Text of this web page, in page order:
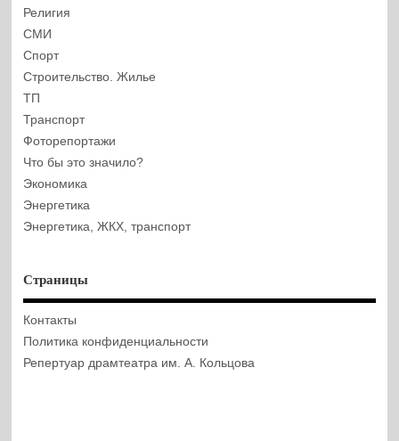
Религия
СМИ
Спорт
Строительство. Жилье
ТП
Транспорт
Фоторепортажи
Что бы это значило?
Экономика
Энергетика
Энергетика, ЖКХ, транспорт
Страницы
Контакты
Политика конфиденциальности
Репертуар драмтеатра им. А. Кольцова